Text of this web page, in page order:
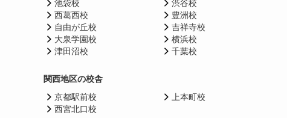
池袋校
西葛西校
自由が丘校
大泉学園校
津田沼校
渋谷校
豊洲校
吉祥寺校
横浜校
千葉校
関西地区の校舎
京都駅前校
西宮北口校
上本町校